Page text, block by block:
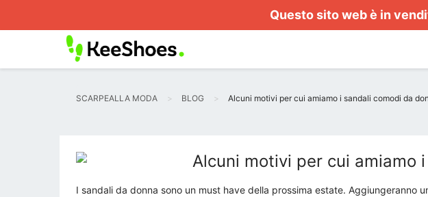
Questo sito web è in
SCARPEALLA MODA BLOG Alcuni motivi per cui amiamo i sandali comodi da
Alcuni motivi per cui amiamo
I sandali da donna sono un must have della prossima estate.